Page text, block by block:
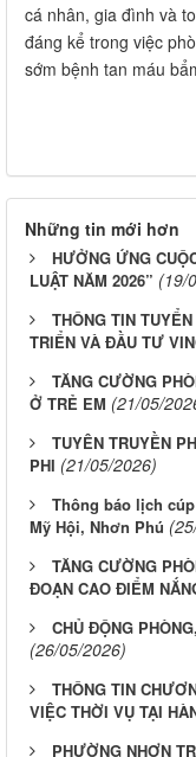
cá nhân, gia đình và
đáng kể trong việc
sớm bệnh tan máu
Những tin mới hơn
HƯỞNG ỨNG
LUẬT NĂM 2026” (19/
THÔNG TIN
TRIỂN VÀ ĐẦU TƯ
TĂNG CƯỜNG
Ở TRẺ EM (21/05/
TUYÊN TRUYỀN
PHI (21/05/2026)
Thông báo lịch
Mỹ Hội, Nhơn Phú
TĂNG CƯỜNG
ĐOẠN CAO ĐIỂM
CHỦ ĐỘNG
(26/05/2026)
THÔNG TIN
VIỆC THỜI VỤ TẠI
PHƯỜNG NHƠN